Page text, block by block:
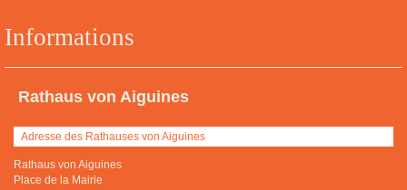
Informations
Rathaus von Aiguines
Adresse des Rathauses von Aiguines
Rathaus von Aiguines
Place de la Mairie